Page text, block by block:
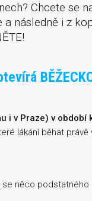
Chcete se
následně i z
i v Praze) v období
lákání běhat právě
něco podstatného